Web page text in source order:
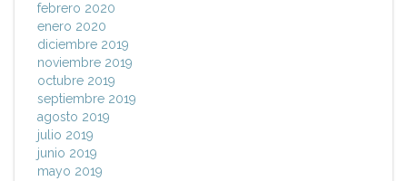
febrero 2020
enero 2020
diciembre 2019
noviembre 2019
octubre 2019
septiembre 2019
agosto 2019
julio 2019
junio 2019
mayo 2019